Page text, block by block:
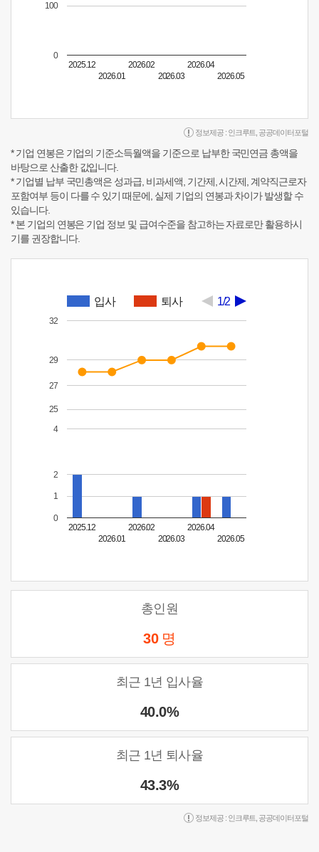
2025.12
2026.01
2026.02
2026.03
2026.04
2026.05
0
100
정보제공 : 인크루트 공공데이터포털
* 기업 연봉은 기업의 기준소득월액을 기준으로 납부한 국민연금 총액을
바탕으로 산출한 값입니다.
* 기업별 납부 국민총액은 성과급, 비과세액, 기간제, 시간제, 계약직근로자
포함여부 등이 다를 수 있기 때문에, 실제 기업의 연봉과 차이가 발생할 수
있습니다.
* 본 기업의 연봉은 기업 정보 및 급여수준을 참고하는 자료로만 활용하시
기를 권장합니다.
입사 퇴사 1/2
2025.12
2026.01
2026.02
2026.03
2026.04
2026.05
0
1
2
4
25
27
29
32
총인원
30 명
최근 1년 입사율
40.0%
최근 1년 퇴사율
43.3%
정보제공 : 인크루트 공공데이터포털